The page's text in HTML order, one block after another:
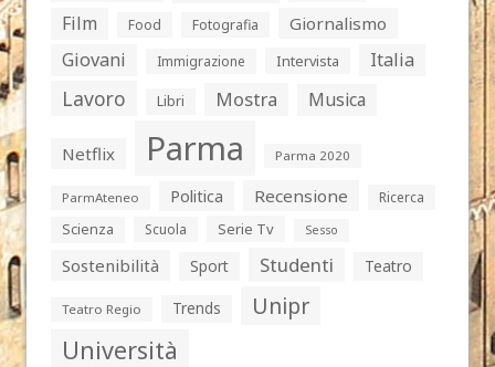
Film Food Fotografia Giornalismo
Giovani Immigrazione Intervista Italia
Lavoro Libri Mostra Musica
Netflix Parma Parma 2020
ParmAteneo Politica Recensione
Ricerca
Scienza
Scuola Serie Tv Sesso
Sostenibilità Sport Studenti Teatro
Teatro Regio Trends Unipr
Università